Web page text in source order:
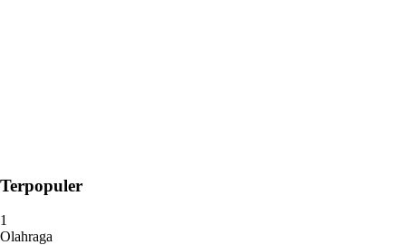
Terpopuler
1
Olahraga